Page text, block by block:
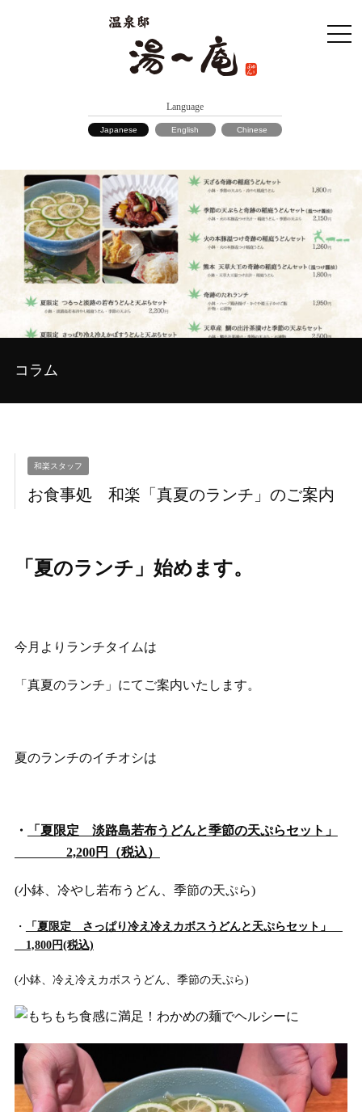
Language
Japanese English Chinese
コラム
和楽スタッフ
お食事処 和楽「真夏のランチ」のご案内
「夏のランチ」始めます。
今月よりランチタイムは
「真夏のランチ」にてご案内いたします。
夏のランチのイチオシは
・
「夏限定 淡路島若布うどんと季節の天ぷらセット」
2,200円（税込）
(小鉢、冷やし若布うどん、季節の天ぷら)
・
「夏限定 さっぱり冷え冷えカボスうどんと天ぷらセット」
1,800円(税込)
(小鉢、冷え冷えカボスうどん、季節の天ぷら)